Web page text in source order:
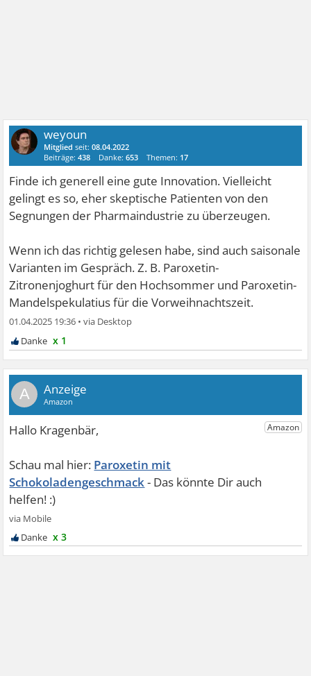
weyoun
Mitglied seit:08.04.2022
Beiträge:438 Danke:653 Themen: 17
Finde ich generell eine gute Innovation. Vielleicht
gelingt es so, eher skeptische Patienten von den
Segnungen der Pharmaindustrie zu überzeugen.
Wenn ich das richtig gelesen habe, sind auch saisonale
Varianten im Gespräch. Z. B. Paroxetin-
Zitronenjoghurt für den Hochsommer und Paroxetin-
Mandelspekulatius für die Vorweihnachtszeit.
01.04.2025 19:36 •
x 1
A
Paroxetin mit
Schokoladengeschmack
x 3